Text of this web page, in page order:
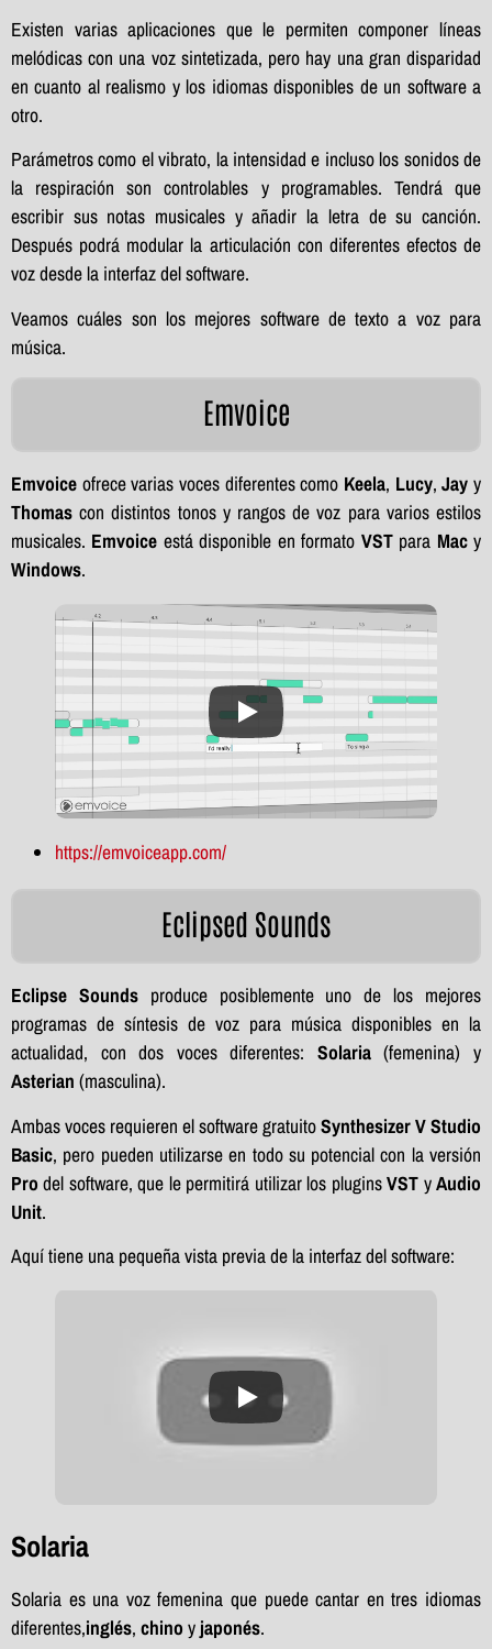
Existen varias aplicaciones que le permiten componer líneas
melódicas con una voz sintetizada, pero hay una gran disparidad
en cuanto al realismo y los idiomas disponibles de un software a
otro.
Parámetros como el vibrato, la intensidad e incluso los sonidos de
la respiración son controlables y programables. Tendrá que
escribir sus notas musicales y añadir la letra de su canción.
Después podrá modular la articulación con diferentes efectos de
voz desde la interfaz del software.
Veamos cuáles son los mejores software de texto a voz para
música.
Emvoice
Emvoice ofrece varias voces diferentes como Keela, Lucy,Jay y
Thomas con distintos tonos y rangos de voz para varios estilos
musicales. Emvoice está disponible en formato VST para Macy
Windows.
https://emvoiceapp.com/
Eclipsed Sounds
Eclipse Soundsproduce posiblemente uno de los mejores
programas de síntesis de voz para música disponibles en la
actualidad, con dos voces diferentes: Solaria(femenina) y
Asterian (masculina).
Ambas voces requieren el software gratuitoSynthesizer V Studio
Basic, pero pueden utilizarse en todo su potencial con la versión
Pro del software, que le permitirá utilizar los pluginsVST yAudio
Unit.
Aquí tiene una pequeña vista previa de la interfaz del software:
Solaria
Solaria es una voz femenina que puede cantar en tres idiomas
diferentes,inglés, chino y japonés.